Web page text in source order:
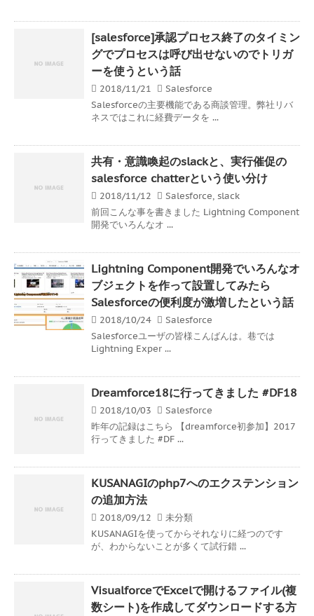
[salesforce]承認プロセス終了のタイミン
グでプロセスは呼び出せないのでトリガ
ーを使うという話
2018/11/21
Salesforce
Salesforceの主要機能である商談管理。弊社リバ
ネスではこれに経費データを ...
共有・意識喚起のslackと、実行催促の
salesforce chatterという使い分け
2018/11/12 Salesforce, slack
前回こんな事を書きました Lightning Component
開発でいろんなオ ...
Lightning Component開発でいろんなオ
ブジェクトを作って設置してみたら
Salesforceの便利度が激増したという話
2018/10/24
Salesforce
Salesforceユーザの皆様こんばんは。巷では
Lightning Exper ...
Dreamforce18に行ってきました #DF18
2018/10/03
Salesforce
昨年の記録はこちら 【dreamforce初参加】2017
行ってきました #DF ...
KUSANAGIのphp7へのエクステンション
の追加方法
2018/09/12
未分類
KUSANAGIを使ってからそれなりに経つのです
が、わからないことが多くて試行錯 ...
VisualforceでExcelで開けるファイル(複
数シート)を作成してダウンロードする方